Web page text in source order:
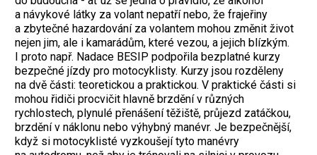
a návykové látky za volant nepatří nebo, že frajeřiny
a zbytečné hazardování za volantem mohou změnit život
nejen jim, ale i kamarádům, které vezou, a jejich blízkým.
I proto např. Nadace BESIP podpořila bezplatné kurzy
bezpečné jízdy pro motocyklisty. Kurzy jsou rozděleny
na dvě části: teoretickou a praktickou. V praktické části si
mohou řidiči procvičit hlavně brzdění v různých
rychlostech, plynulé přenášení těžiště, průjezd zatáčkou,
brzdění v náklonu nebo výhybný manévr. Je bezpečnější,
když si motocyklisté vyzkoušejí tyto manévry